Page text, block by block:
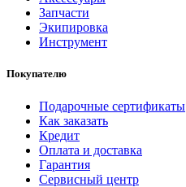
Запчасти
Экипировка
Инструмент
Покупателю
Подарочные сертификаты
Как заказать
Кредит
Оплата и доставка
Гарантия
Сервисный центр